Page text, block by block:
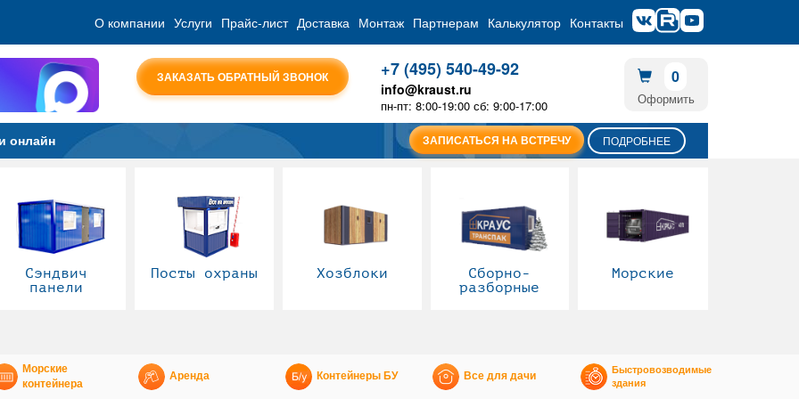
О компании Услуги Прайс-лист Доставка Монтаж Партнерам Калькулятор Контакты
ЗАКАЗАТЬ ОБРАТНЫЙ ЗВОНОК +7 (495) 540-49-92
info@kraust.ru
пн-пт: 8:00-19:00 сб: 9:00-17:00
0
Оформить
онлайн ЗАПИСАТЬСЯ НА ВСТРЕЧУ ПОДРОБНЕЕ
Сэндвич
панели
Посты охраны Хозблоки
Сборно-
разборные
Морские
Морские
контейнера
Аренда Контейнеры БУ Все для дачи
Быстровозводимые
здания